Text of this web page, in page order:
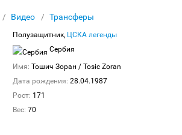
Видео Трансферы
Полузащитник, ЦСКА легенды
Сербия
Имя: Тошич Зоран / Tosic Zoran
Дата рождения: 28.04.1987
Рост: 171
Вес: 70